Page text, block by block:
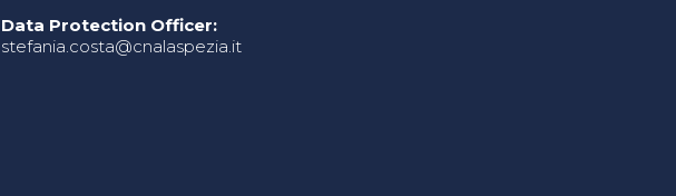
Data Protection Officer:
stefania.costa@cnalaspezia.it